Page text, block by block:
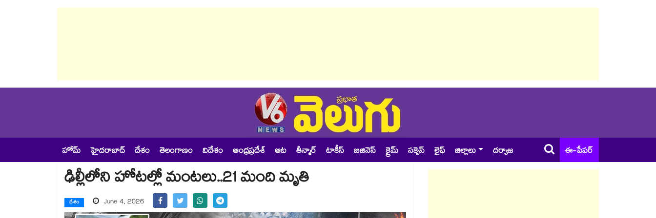
హోమ్ హైదరాబాద్ దేశం తెలంగాణం విదేశం ఆంధ్రప్రదేశ్ ఆట తీన్మార్ టాకీస్ బిజినెస్ క్రైమ్ సక్సెస్ లైఫ్ జిల్లాలు దర్వాజ ఈ-పేపర్
ఢిల్లీలోని హోటల్లో మంటలు..21 మంది మృతి
దేశం June 4, 2026